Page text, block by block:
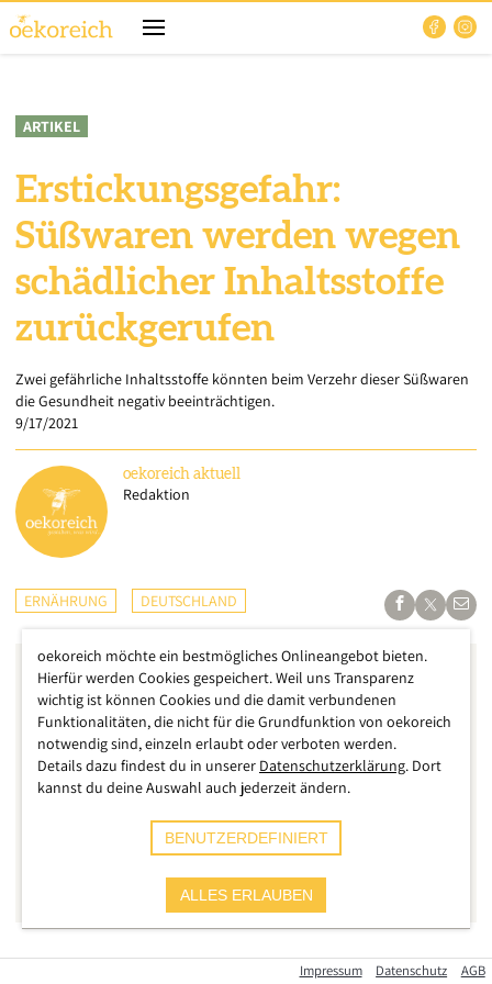
ARTIKEL
Erstickungsgefahr:
Süßwaren werden wegen
schädlicher Inhaltsstoffe
zurückgerufen
Zwei gefährliche Inhaltsstoffe könnten beim Verzehr dieser Süßwaren
die Gesundheit negativ beeinträchtigen.
9/17/2021
oekoreich aktuell
Redaktion
ERNÄHRUNG DEUTSCHLAND
Die Firma AsRopa Food GmbH mit Sitz in Berlin ruft aufgrund
Impressum Datenschutz AGB
oekoreich möchte ein bestmögliches Onlineangebot bieten.
Hierfür werden Cookies gespeichert. Weil uns Transparenz
wichtig ist können Cookies und die damit verbundenen
Funktionalitäten, die nicht für die Grundfunktion von oekoreich
notwendig sind, einzeln erlaubt oder verboten werden.
Details dazu findest du in unserer Datenschutzerklärung. Dort
kannst du deine Auswahl auch jederzeit ändern.
BENUTZERDEFINIERT
ALLES ERLAUBEN